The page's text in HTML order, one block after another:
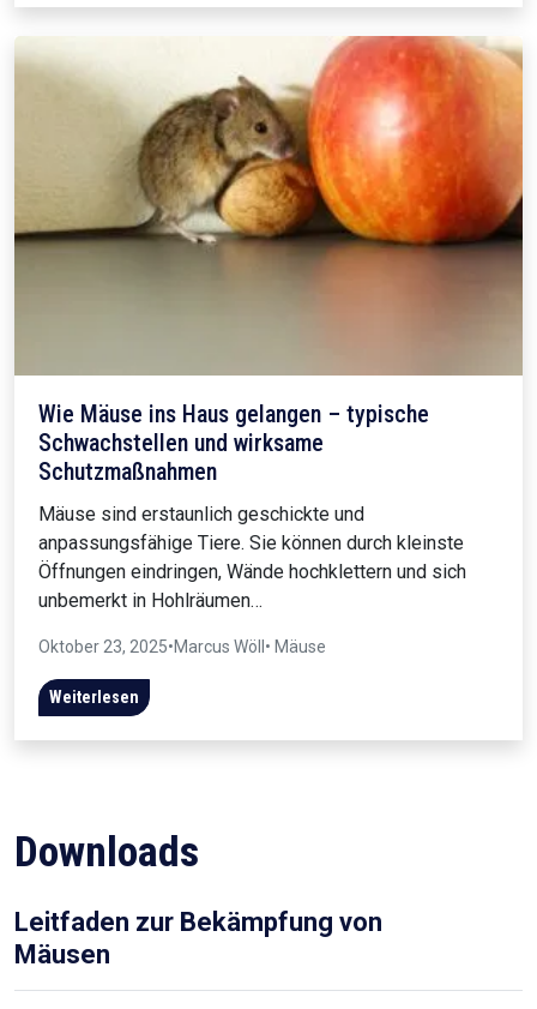
Wie Mäuse ins Haus gelangen – typische
Schwachstellen und wirksame
Schutzmaßnahmen
Mäuse sind erstaunlich geschickte und
anpassungsfähige Tiere. Sie können durch kleinste
Öffnungen eindringen, Wände hochklettern und sich
unbemerkt in Hohlräumen…
Oktober 23, 2025•Marcus Wöll• Mäuse
Weiterlesen
Downloads
Leitfaden zur Bekämpfung von
Mäusen